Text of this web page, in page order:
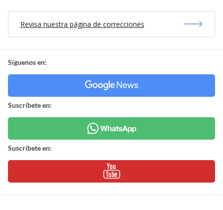
Revisa nuestra página de correcciones
Síguenos en:
Suscríbete en:
Suscríbete en: